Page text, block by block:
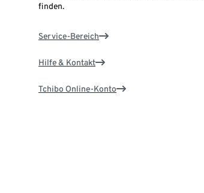
finden.
Service-Bereich
Hilfe & Kontakt
Tchibo Online-Konto